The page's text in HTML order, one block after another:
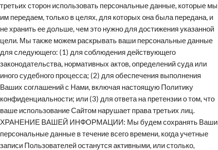
третьих сторон использовать персональные данные, которые мы
им передаем, только в целях, для которых она была передана, и
не хранить ее дольше, чем это нужно для достижения указанной
цели. Мы также можем раскрывать ваши персональные данные
для следующего: (1) для соблюдения действующего
законодательства, нормативных актов, определений суда или
иного судебного процесса; (2) для обеспечения выполнения
Ваших соглашений с Нами, включая настоящую Политику
конфиденциальности; или (3) для ответа на претензии о том, что
ваше использование Сайтом нарушает права третьих лиц.
ХРАНЕНИЕ ВАШЕЙ ИНФОРМАЦИИ: Мы будем сохранять Ваши
персональные данные в течение всего времени, когда учетные
записи Пользователей останутся активными, или столько,